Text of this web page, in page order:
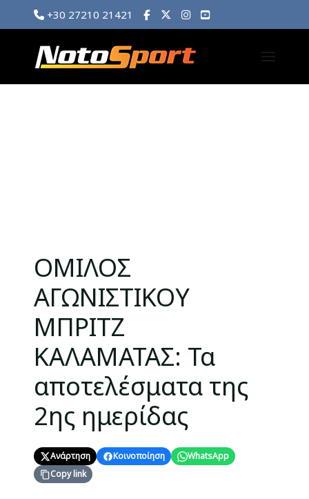
+30 27210 21421
ΟΜΙΛΟΣ
ΑΓΩΝΙΣΤΙΚΟΥ
ΜΠΡΙΤΖ
ΚΑΛΑΜΑΤΑΣ: Τα
αποτελέσματα της
2ης ημερίδας
Ανάρτηση Κοινοποίηση
WhatsApp
Copy link